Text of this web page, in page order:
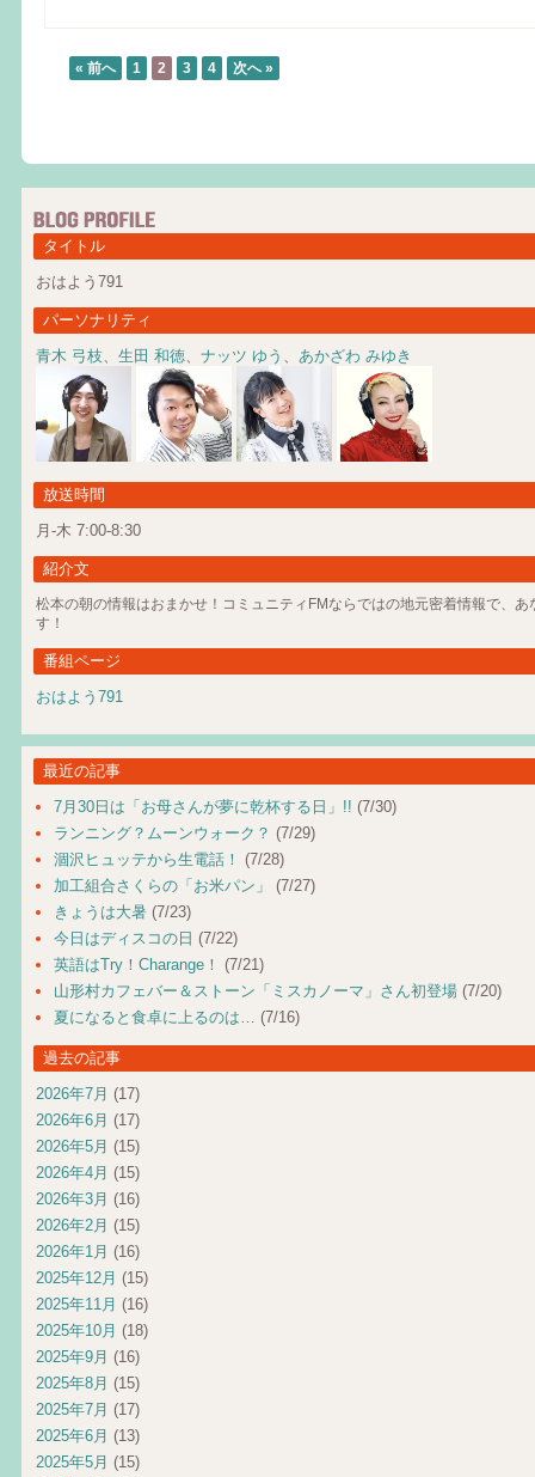
« 前へ 1 2 3 4 次へ »
タイトル
おはよう791
パーソナリティ
青木 弓枝
生田 和徳 ナッツ ゆう あかざわ みゆき
放送時間
月-木 7:00-8:30
紹介文
松本の朝の情報はおまかせ！コミュニティFMならではの地元密着情報で、あ
す！
番組ページ
おはよう791
最近の記事
7月30日は「お母さんが夢に乾杯する日」!! (7/30)
ランニング？ムーンウォーク？ (7/29)
涸沢ヒュッテから生電話！ (7/28)
加工組合さくらの「お米パン」
(7/27)
きょうは大暑 (7/23)
今日はディスコの日 (7/22)
英語はTry！Charange！ (7/21)
山形村カフェバー＆ストーン「ミスカノーマ」さん初登場 (7/20)
夏になると食卓に上るのは…
(7/16)
過去の記事
2026年7月 (17)
2026年6月 (17)
2026年5月 (15)
2026年4月 (15)
2026年3月 (16)
2026年2月 (15)
2026年1月 (16)
2025年12月 (15)
2025年11月 (16)
2025年10月 (18)
2025年9月 (16)
2025年8月 (15)
2025年7月 (17)
2025年6月 (13)
2025年5月 (15)